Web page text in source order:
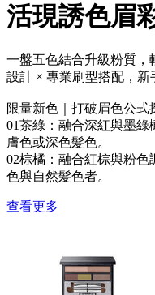
活現誘色眉
一盤五色結合升級粉質，
設計 × 專業刷型搭配，新
限量新色｜打破眉色公式
01茶綠：融合深紅與墨
膚色或深色髮色。
02棕橘：融合紅棕與粉
色與自然髮色者。
查看更多